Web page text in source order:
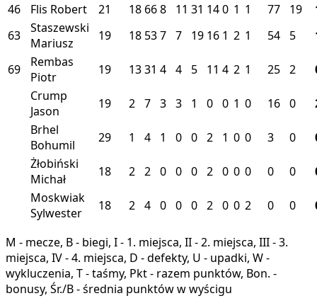
46
Flis Robert 21 18 668 11 31 140 1 1 77 19
63
Staszewski
Mariusz
19 18 537 7 19 16 1 2 1 54 5
69
Rembas
Piotr
19 1331 4 4 5 11 4 2 1 25 2
Crump
Jason
19 2 7 3 3 1 0 0 1 0 16 0
Brhel
Bohumil
29 1 4 1 0 0 2 1 0 0 3 0
Żłobiński
Michał
18 2 2 0 0 0 2 0 0 0 0 0
Moskwiak
Sylwester
18 2 4 0 0 0 2 0 0 2 0 0
M - mecze, B - biegi, I - 1. miejsca, II - 2. miejsca, III - 3.
miejsca, IV - 4. miejsca, D - defekty, U - upadki, W -
wykluczenia, T - taśmy, Pkt - razem punktów, Bon. -
bonusy, Śr./B - średnia punktów w wyścigu